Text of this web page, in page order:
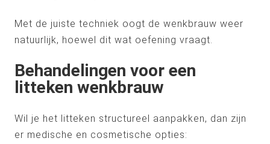
Met de juiste techniek oogt de wenkbrauw weer
natuurlijk, hoewel dit wat oefening vraagt.
Behandelingen voor een
litteken wenkbrauw
Wil je het litteken structureel aanpakken, dan zijn
er medische en cosmetische opties: